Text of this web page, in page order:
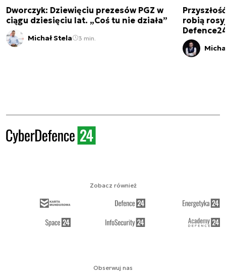
Dworczyk: Dziewięciu prezesów PGZ w
ciągu dziesięciu lat. „Coś tu nie działa”
Michał Stela 3 min.
robią
Obserwuj nas
Zobacz również